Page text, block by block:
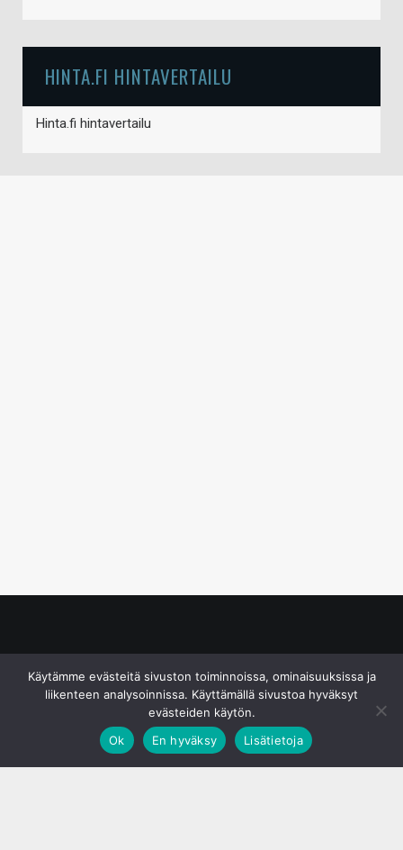
HINTA.FI HINTAVERTAILU
Hinta.fi hintavertailu
Käytämme evästeitä sivuston toiminnoissa, ominaisuuksissa ja
liikenteen analysoinnissa. Käyttämällä sivustoa hyväksyt
evästeiden käytön.
Ok
En hyväksy Lisätietoja